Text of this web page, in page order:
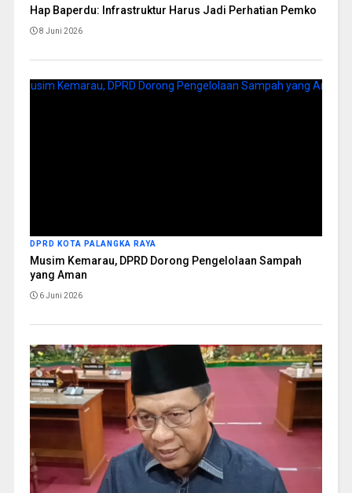
Hap Baperdu: Infrastruktur Harus Jadi Perhatian Pemko
8 Juni 2026
DPRD KOTA PALANGKA RAYA
Musim Kemarau, DPRD Dorong Pengelolaan Sampah
yang Aman
6 Juni 2026